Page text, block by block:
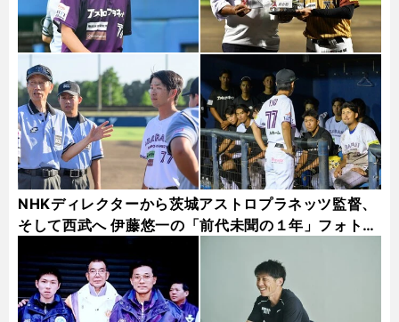
NHKディレクターから茨城アストロプラネッツ監督、
そして西武へ 伊藤悠一の「前代未聞の１年」フォトギ